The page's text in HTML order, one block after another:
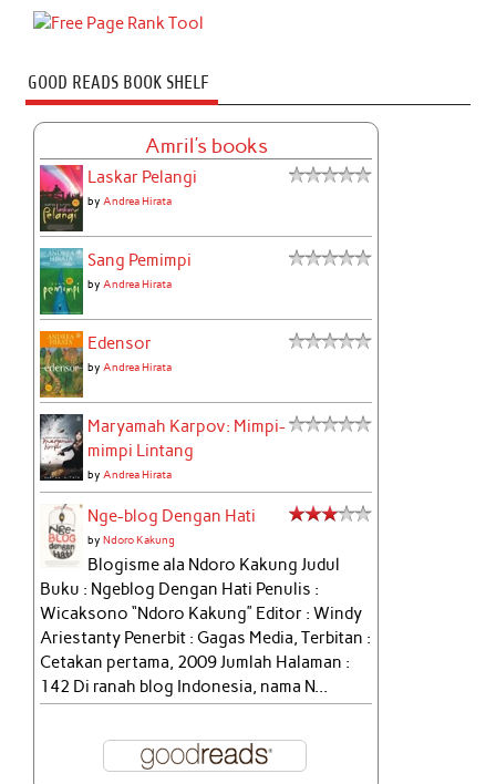
GOOD READS BOOK SHELF
Amril's books
Laskar Pelangi
byAndrea Hirata
Sang Pemimpi
byAndrea Hirata
Edensor
byAndrea Hirata
Maryamah Karpov: Mimpi-
mimpi Lintang
byAndrea Hirata
Nge-blog Dengan Hati
byNdoro Kakung
Blogisme ala Ndoro Kakung Judul
Buku : Ngeblog Dengan Hati Penulis :
Wicaksono “Ndoro Kakung” Editor : Windy
Ariestanty Penerbit : Gagas Media, Terbitan :
Cetakan pertama, 2009 Jumlah Halaman :
142 Di ranah blog Indonesia, nama N...